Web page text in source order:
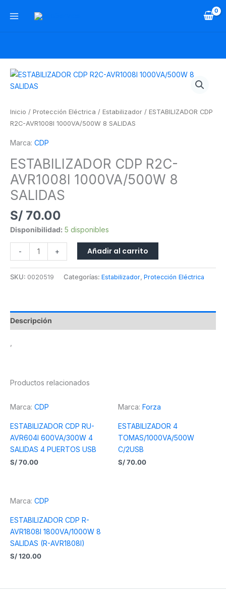
Inicio / Protección Eléctrica / Estabilizador / ESTABILIZADOR CDP
R2C-AVR1008I 1000VA/500W 8 SALIDAS
Marca: CDP
ESTABILIZADOR CDP R2C-
AVR1008I 1000VA/500W 8
SALIDAS
S/ 70.00
Disponibilidad: 5 disponibles
-
ESTABILIZADOR
CDP
AVR1008I
1000VA/500W
SALIDAS
+ Añadir al carrito
SKU: 0020519 Categorías: Estabilizador, Protección Eléctrica
Descripción
Productos relacionados
Marca: CDP
ESTABILIZADOR CDP RU-
AVR604I 600VA/300W 4
SALIDAS 4 PUERTOS USB
S/ 70.00
Marca: Forza
ESTABILIZADOR 4
TOMAS/1000VA/500W
C/2USB
S/ 70.00
Marca: CDP
ESTABILIZADOR CDP R-
AVR1808I 1800VA/1000W 8
SALIDAS (R-AVR1808I)
S/ 120.00